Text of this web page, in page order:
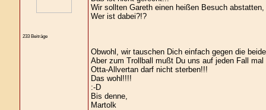
233 Beiträge
Wir sollten Gareth einen heißen Besuch
Wer ist dabei?!?
Obwohl, wir tauschen Dich einfach gegen die
Aber zum Trollball mußt Du uns auf jeden Fall mal
Otta-Allvertan darf nicht sterben!!!
Das wohl!!!!
:-D
Bis denne,
Martolk